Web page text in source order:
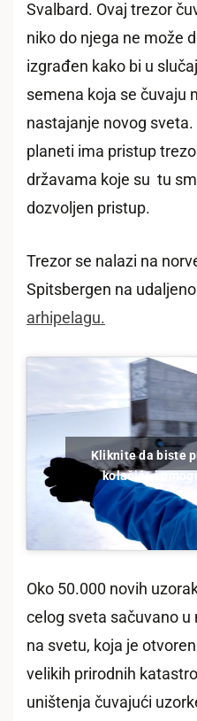
Svalbard. Ovaj trezor
niko do njega ne može
izgrađen kako bi u
semena koja se čuvaju
nastajanje novog
planeti ima pristup
državama koje su tu
dozvoljen pristup.
Trezor se nalazi na
Spitsbergen na
arhipelagu.
Kliknite da biste
kolačiće i
Oko 50.000 novih
celog sveta sačuvano
na svetu, koja je
velikih prirodnih
uništenja čuvajući